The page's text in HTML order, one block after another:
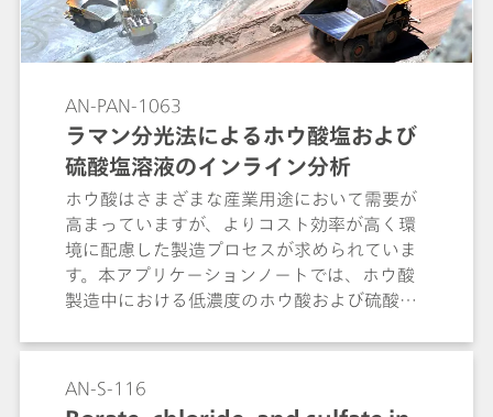
AN-PAN-1063
ラマン分光法によるホウ酸塩および
硫酸塩溶液のインライン分析
ホウ酸はさまざまな産業用途において需要が
高まっていますが、よりコスト効率が高く環
境に配慮した製造プロセスが求められていま
す。本アプリケーションノートでは、ホウ酸
製造中における低濃度のホウ酸および硫酸ナ
いて、ラマンプロセスアナライザー
ます。
AN-S-116